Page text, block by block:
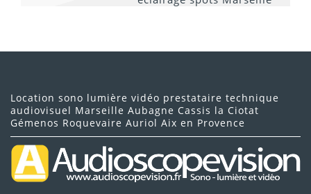
ContactezAudioscopevisionpour un devis
personnalisé
Location adaptée pourprofessionnels et
particuliers
Location sono lumière vidéo prestataire technique
audiovisuel Marseille Aubagne Cassis la Ciotat
Gémenos Roquevaire Auriol Aix en Provence